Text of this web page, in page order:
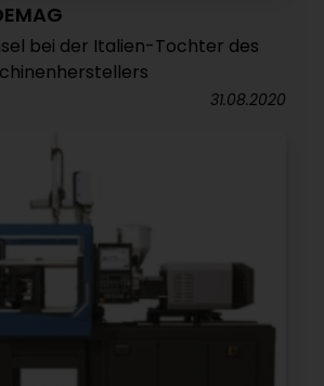
bei der Italien-Tochter des
31.08.2020